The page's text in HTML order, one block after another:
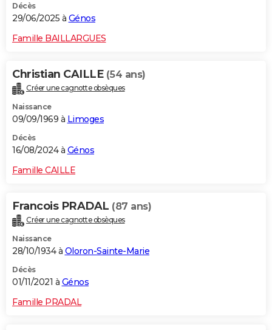
S'inscrire
Se connecter
Lycées
Collèges
Primaires
Universités
Entreprises
Service militaire
Avis de recherche
AVIS DE DÉCÈS
FORUM
Bricolage
Lifestyle
Culture
Sport
Auto
Television
Voyage
Cinema
Décès
29/06/2025 à Génos
Famille BAILLARGUES
Christian CAILLE (54 ans)
Créer une cagnotte obsèques
Naissance
09/09/1969 à Limoges
Décès
16/08/2024 à Génos
Famille CAILLE
Francois PRADAL (87 ans)
Créer une cagnotte obsèques
Naissance
28/10/1934 à Oloron-Sainte-Marie
Décès
01/11/2021 à Génos
Famille PRADAL